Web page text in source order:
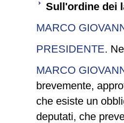
Sull'ordine dei
MARCO
PRESIDENTE.
MARCO
brevemente,
che esiste un
deputati, che